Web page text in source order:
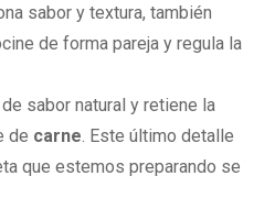
sabor y textura, también
de forma pareja y regula la
sabor natural y retiene la
de carne . Este último detalle
que estemos preparando se